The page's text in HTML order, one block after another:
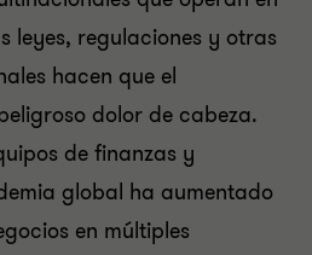
leyes, regulaciones y otras
hacen que el
dolor de cabeza.
de finanzas y
global ha aumentado
en múltiples